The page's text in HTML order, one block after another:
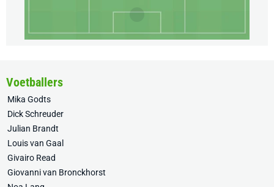
Voetballers
Mika Godts
Dick Schreuder
Julian Brandt
Louis van Gaal
Givairo Read
Giovanni van Bronckhorst